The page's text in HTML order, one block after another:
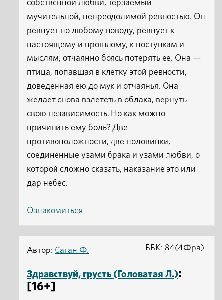
собственной любви, терзаемый
мучительной, непреодолимой ревностью. Он
ревнует по любому поводу, ревнует к
настоящему и прошлому, к поступкам и
мыслям, отчаянно боясь потерять ее. Она —
птица, попавшая в клетку этой ревности,
доведенная ею до мук и отчаянья. Она
желает снова взлететь в облака, вернуть
свою независимость. Но как можно
причинить ему боль? Две
противоположности, две половинки,
соединенные узами брака и узами любви, о
которой сложно сказать, наказание это или
дар небес.
Ознакомиться
Автор: Саган Ф.
Здравствуй, грусть (Головатая Л.):
[16+]
ББК: 84(4Фра)